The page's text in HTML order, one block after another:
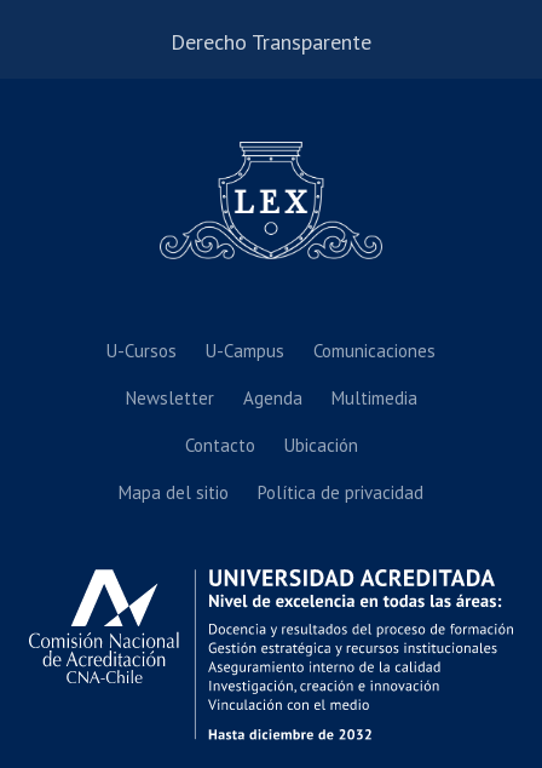
Derecho Transparente
U-Cursos U-Campus Comunicaciones
Newsletter Agenda Multimedia
Contacto Ubicación
Mapa del sitio Política de privacidad